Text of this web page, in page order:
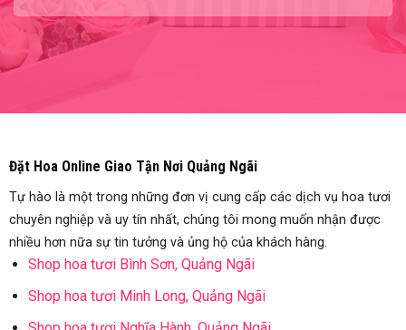
Đặt Hoa Online Giao Tận Nơi Quảng Ngãi
Tự hào là một trong những đơn vị cung cấp các dịch vụ hoa tươi
chuyên nghiệp và uy tín nhất, chúng tôi mong muốn nhận được
nhiều hơn nữa sự tin tưởng và ủng hộ của khách hàng.
Shop hoa tươi Bình Sơn, Quảng Ngãi
Shop hoa tươi Minh Long, Quảng Ngãi